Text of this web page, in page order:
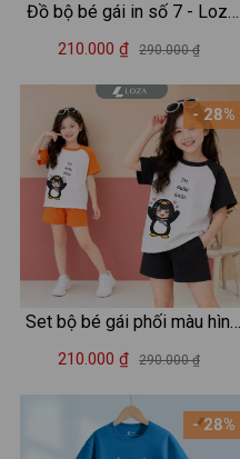
Đồ bộ bé gái in số 7 - Loza
Kids SB96
210.000 ₫ 290.000 ₫
- 28%
Set bộ bé gái phối màu hình
Cánh cụt Gugugaga - Loza
210.000 ₫ 290.000 ₫
- 28%